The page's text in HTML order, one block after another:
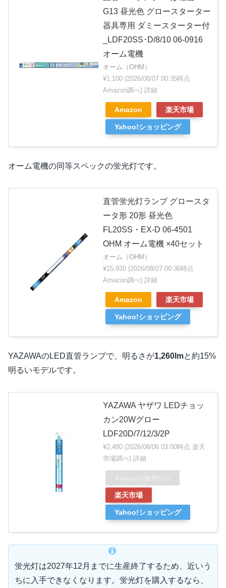
G13 昼光色 グロースターター
器具専用 ダミースターター付
_LDF20SS･D/8/10 06-0916
オーム電機
オーム（OHM）
¥1,100 (2026/08/07 00:35時点
Amazon調べ) 詳細
Amazon 楽天市場
Yahoo!ショッピング
オーム電機の同等スペックの蛍光灯です。
直管蛍光灯ランプ グロースタ
ータ形 20形 昼光色
FL20SS・EX-D 06-4501
OHM オーム電機 ×40セット
オーム（OHM）
¥15,920 (2026/08/07 00:36時点
Amazon調べ) 詳細
Amazon 楽天市場
Yahoo!ショッピング
YAZAWAのLED直管ランプで、明るさが1,260lmと約15%
明るいモデルです。
YAZAWA ヤザワ LEDチョッ
カン20Wグロー
LDF20D/7/12/3/2P
¥2,480 (2026/08/06 03:00時点 楽天
市場調べ) 詳細
楽天市場
Yahoo!ショッピング
蛍光灯は2027年12月までに生産終了するため、近いう
ちに入手できなくなります。蛍光灯を購入するなら、